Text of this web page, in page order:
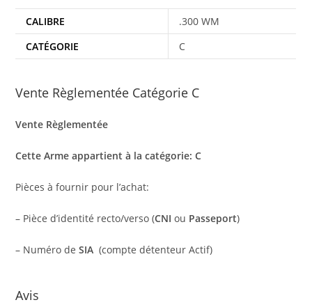
CALIBRE
.300 WM
CATÉGORIE
C
Vente Règlementée Catégorie C
Vente Règlementée
Cette Arme appartient à la catégorie: C
Pièces à fournir pour l’achat:
– Pièce d’identité recto/verso (CNI ou Passeport)
– Numéro deSIA(compte détenteur Actif)
Avis